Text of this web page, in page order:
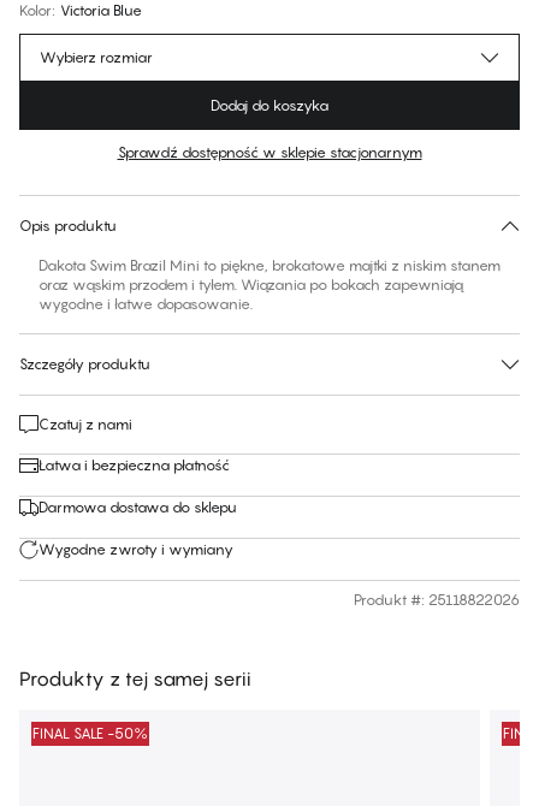
Kolor: Victoria Blue
Brak sugerowanego rozmiaru dla tego produktu
Wybierz rozmiar
Dodaj do koszyka
Sprawdź dostępność w sklepie stacjonarnym
Opis produktu
Dakota Swim Brazil Mini to piękne, brokatowe majtki z niskim stanem
oraz wąskim przodem i tyłem. Wiązania po bokach zapewniają
wygodne i łatwe dopasowanie.
Szczegóły produktu
Czatuj z nami
Łatwa i bezpieczna płatność
Darmowa dostawa do sklepu
Wygodne zwroty i wymiany
Produkt #: 25118822026
Produkty z tej samej serii
FINAL SALE -50%